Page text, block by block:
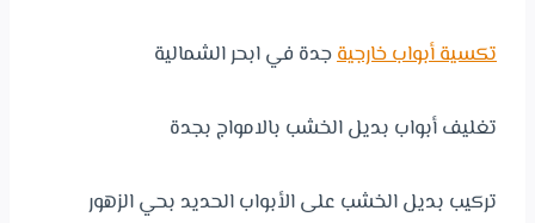
تكسية أبواب خارجيةجدة في ابحر الشمالية
تغليف أبواب بديل الخشب بالامواج بجدة
تركيب بديل الخشب على الأبواب الحديد بحي الزهور